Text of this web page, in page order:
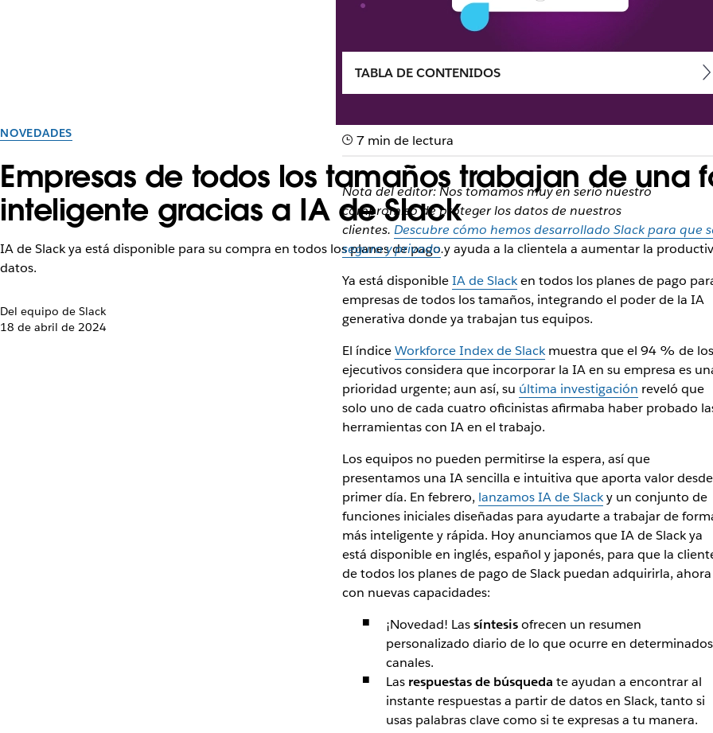
NOVEDADES
Empresas de todos los tamaños trabajan de una
inteligente gracias a IA de Slack
IA de Slack ya está disponible para su compra en todos los planes de pago y ayuda a la clientela a aumentar la
datos.
Del equipo de Slack
18 de abril de 2024
TABLA DE CONTENIDOS
7 min de lectura
Nota del editor: Nos tomamos muy en serio nuestro
compromiso de proteger los datos de nuestros
clientes. Descubre cómo hemos desarrollado Slack para que
seguro y privado.
Ya está disponibleIA de Slacken todos los planes de pago
empresas de todos los tamaños, integrando el poder de la IA
generativa donde ya trabajan tus equipos.
El índiceWorkforce Index de Slackmuestra que el 94 % de los
ejecutivos considera que incorporar la IA en su empresa es
prioridad urgente; aun así, su última investigación reveló que
solo uno de cada cuatro oficinistas afirmaba haber probado
herramientas con IA en el trabajo.
Los equipos no pueden permitirse la espera, así que
presentamos una IA sencilla e intuitiva que aporta valor
primer día. En febrero, lanzamos IA de Slacky un conjunto de
funciones iniciales diseñadas para ayudarte a trabajar de
más inteligente y rápida. Hoy anunciamos que IA de Slack ya
está disponible en inglés, español y japonés, para que la
de todos los planes de pago de Slack puedan adquirirla, ahora
con nuevas capacidades:
¡Novedad! Lassíntesisofrecen un resumen
personalizado diario de lo que ocurre en determinados
canales.
Las respuestas de búsqueda te ayudan a encontrar al
instante respuestas a partir de datos en Slack, tanto si
usas palabras clave como si te expresas a tu manera.